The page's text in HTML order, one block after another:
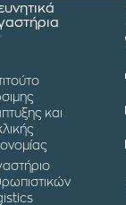
και